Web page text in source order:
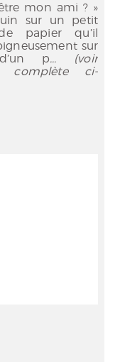
mon ami ? »
sur un petit
papier qu’il
sur
p... (voir
complète ci-